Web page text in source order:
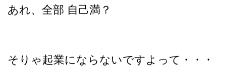
あれ、全部 自己満？
そりゃ起業にならないですよって・・・